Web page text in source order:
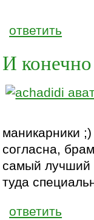
ответить
И
маникарники ;)
согласна,
самый лучший
туда
ответить